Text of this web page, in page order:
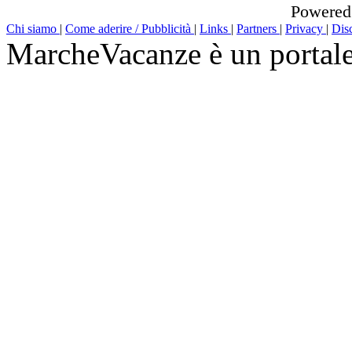
Chi siamo | Come aderire / Pubblicità | Links | Partners | Privacy |
MarcheVacanze è un